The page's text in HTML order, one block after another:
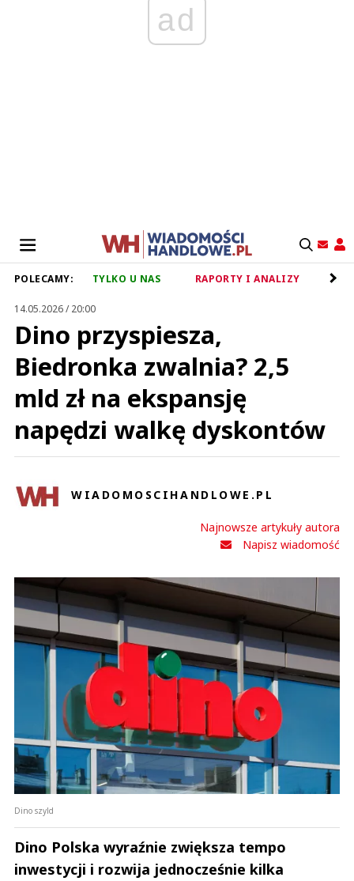
ad
POLECAMY: TYLKO U NAS RAPORTY I ANALIZY
14.05.2026 / 20:00
Dino przyspiesza,
Biedronka zwalnia? 2,5
mld zł na ekspansję
napędzi walkę dyskontów
WIADOMOSCIHANDLOWE.PL
Najnowsze artykuły autora
Napisz wiadomość
Dino szyld
Dino Polska wyraźnie zwiększa tempo
inwestycji i rozwija jednocześnie kilka